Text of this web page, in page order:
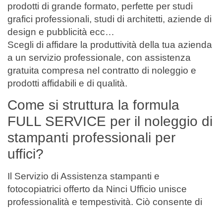
prodotti di grande formato, perfette per studi
grafici professionali, studi di architetti, aziende di
design e pubblicità ecc…
Scegli di affidare la produttività della tua azienda
a un servizio professionale, con assistenza
gratuita compresa nel contratto di noleggio e
prodotti affidabili e di qualità.
Come si struttura la formula
FULL SERVICE per il noleggio di
stampanti professionali per
uffici?
Il Servizio di Assistenza stampanti e
fotocopiatrici offerto da Ninci Ufficio unisce
professionalità e tempestività. Ciò consente di